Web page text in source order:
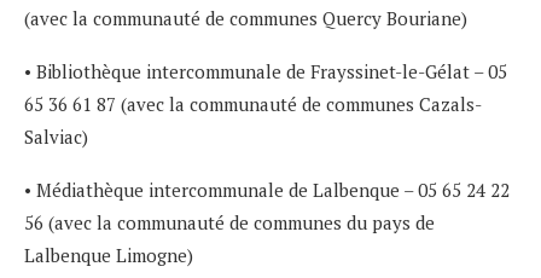
(avec la communauté de communes Quercy Bouriane)
• Bibliothèque intercommunale de Frayssinet-le-Gélat – 05
65 36 61 87 (avec la communauté de communes Cazals-
Salviac)
• Médiathèque intercommunale de Lalbenque – 05 65 24 22
56 (avec la communauté de communes du pays de
Lalbenque Limogne)